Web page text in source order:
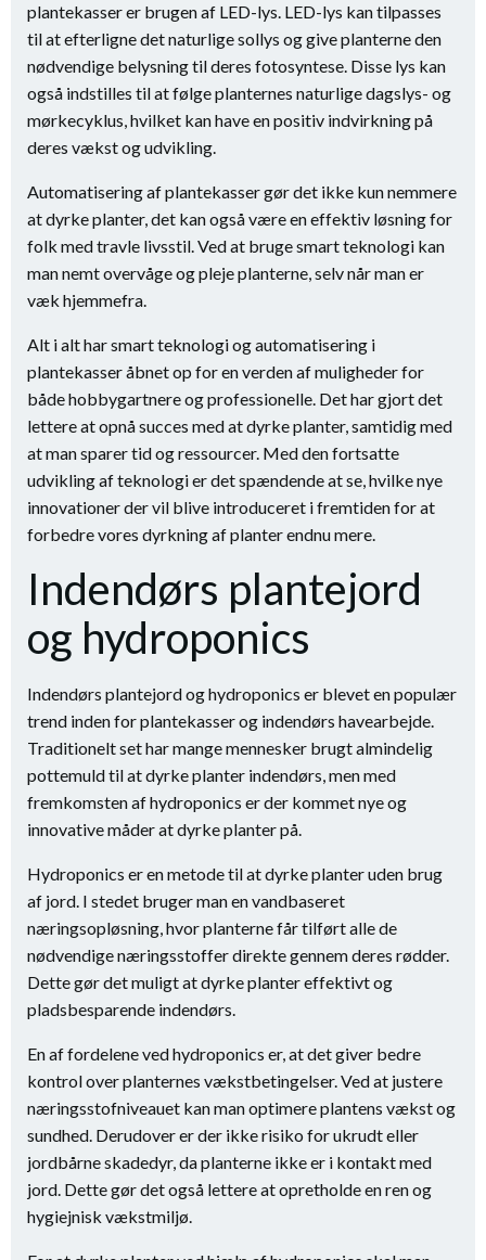
plantekasser er brugen af ​​LED-lys. LED-lys kan tilpasses
til at efterligne det naturlige sollys og give planterne den
nødvendige belysning til deres fotosyntese. Disse lys kan
også indstilles til at følge planternes naturlige dagslys- og
mørkecyklus, hvilket kan have en positiv indvirkning på
deres vækst og udvikling.
Automatisering af plantekasser gør det ikke kun nemmere
at dyrke planter, det kan også være en effektiv løsning for
folk med travle livsstil. Ved at bruge smart teknologi kan
man nemt overvåge og pleje planterne, selv når man er
væk hjemmefra.
Alt i alt har smart teknologi og automatisering i
plantekasser åbnet op for en verden af ​​muligheder for
både hobbygartnere og professionelle. Det har gjort det
lettere at opnå succes med at dyrke planter, samtidig med
at man sparer tid og ressourcer. Med den fortsatte
udvikling af teknologi er det spændende at se, hvilke nye
innovationer der vil blive introduceret i fremtiden for at
forbedre vores dyrkning af planter endnu mere.
Indendørs plantejord
og hydroponics
Indendørs plantejord og hydroponics er blevet en populær
trend inden for plantekasser og indendørs havearbejde.
Traditionelt set har mange mennesker brugt almindelig
pottemuld til at dyrke planter indendørs, men med
fremkomsten af hydroponics er der kommet nye og
innovative måder at dyrke planter på.
Hydroponics er en metode til at dyrke planter uden brug
af jord. I stedet bruger man en vandbaseret
næringsopløsning, hvor planterne får tilført alle de
nødvendige næringsstoffer direkte gennem deres rødder.
Dette gør det muligt at dyrke planter effektivt og
pladsbesparende indendørs.
En af fordelene ved hydroponics er, at det giver bedre
kontrol over planternes vækstbetingelser. Ved at justere
næringsstofniveauet kan man optimere plantens vækst og
sundhed. Derudover er der ikke risiko for ukrudt eller
jordbårne skadedyr, da planterne ikke er i kontakt med
jord. Dette gør det også lettere at opretholde en ren og
hygiejnisk vækstmiljø.